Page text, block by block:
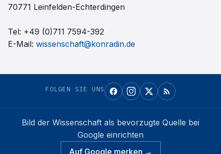
70771 Leinfelden-Echterdingen
Tel: +49 (0)711 7594-392
E-Mail: wissenschaft@konradin.de
FOLGEN SIE UNS
Bild der Wissenschaft als bevorzugte Quelle bei
Google einrichten
Auf Google merken →